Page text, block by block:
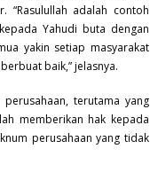
“Rasulullah adalah contoh
Yahudi buta dengan
yakin setiap masyarakat
baik,” jelasnya.
terutama yang
memberikan hak kepada
perusahaan yang tidak